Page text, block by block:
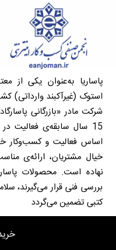
پاساریا به‌عنوان یکی از
شرکت مادر «بازرگانی
15 سال سابقه‌ی فعالیت در
اساس فعالیت و کسب‌وکار
خیال مشتریان، ارائه‌ی
نهاده است. محصولات
بررسی فنی قرار می‌گیرند،
کتبی تضمین می‌گردد